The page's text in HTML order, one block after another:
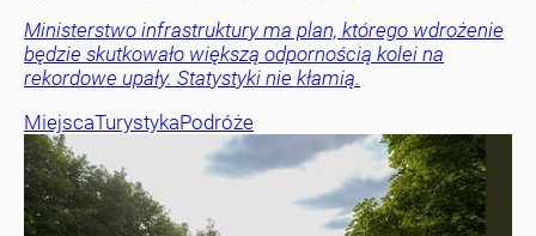
Ministerstwo infrastruktury ma plan, którego wdrożenie
będzie skutkowało większą odpornością kolei na
rekordowe upały. Statystyki nie kłamią.
MiejscaTurystykaPodróże